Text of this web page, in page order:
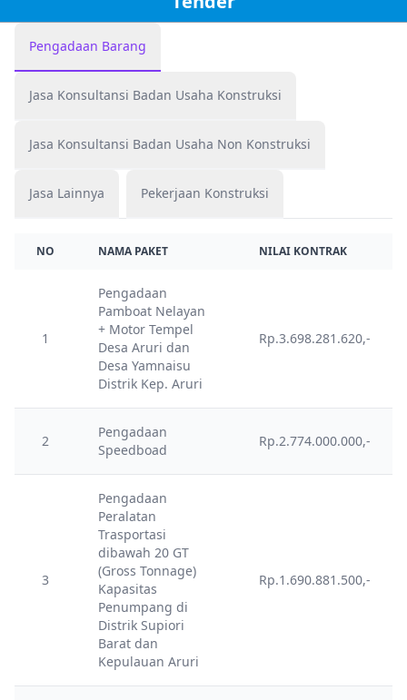
Pengadaan Barang
Jasa Konsultansi Badan Usaha Konstruksi
Jasa Konsultansi Badan Usaha Non Konstruksi
Jasa Lainnya Pekerjaan Konstruksi
NO NAMA PAKET NILAI KONTRAK
1
Pengadaan
Pamboat Nelayan
+ Motor Tempel
Desa Aruri dan
Desa Yamnaisu
Distrik Kep. Aruri
Rp.3.698.281.620,-
2
Pengadaan
Speedboad
Rp.2.774.000.000,-
3
Pengadaan
Peralatan
Trasportasi
dibawah 20 GT
(Gross Tonnage)
Kapasitas
Penumpang di
Distrik Supiori
Barat dan
Kepulauan Aruri
Rp.1.690.881.500,-